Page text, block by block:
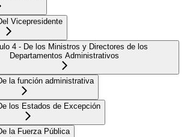
Vicepresidente
4 - De los Ministros y Directores de los
Departamentos Administrativos
la función administrativa
los Estados de Excepción
la Fuerza Pública